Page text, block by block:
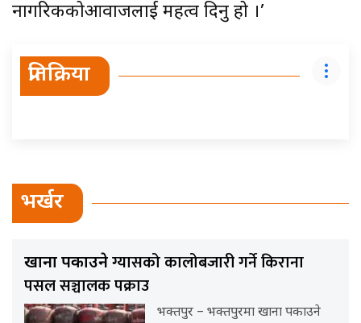
नागरिककोआवाजलाई महत्व दिनु हो ।’
प्रतिक्रिया
भर्खर
खाना पकाउनेग्यासको कालोबजारी गर्ने किराना
पसल सञ्चालक पक्राउ
भक्तपुर – भक्तपुरमा खाना पकाउने